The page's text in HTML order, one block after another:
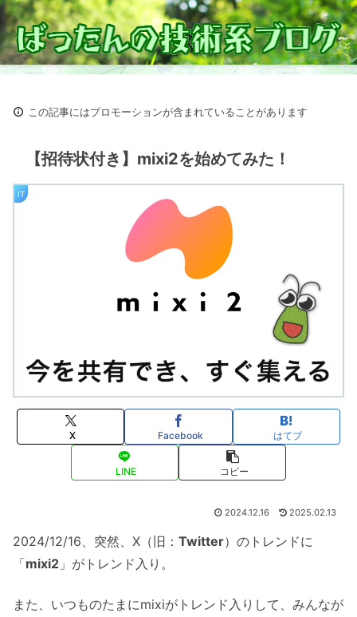
この記事にはプロモーションが含まれていることがあります
【招待状付き】mixi2を始めてみた！
IT
X Facebook はてブ
LINE コピー
2024.12.16 2025.02.13
2024/12/16、突然、X（旧： Twitter）のトレンドに
「mixi2 」がトレンド入り。
また、いつものたまにmixiがトレンド入りして、みんなが